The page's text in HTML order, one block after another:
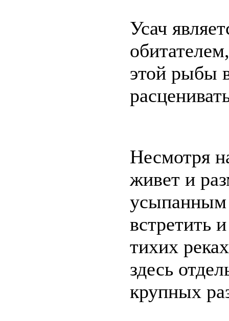
Усач
этой рыбы
Несмотря
живет и
усыпанным
встретить
тихих
здесь
крупных